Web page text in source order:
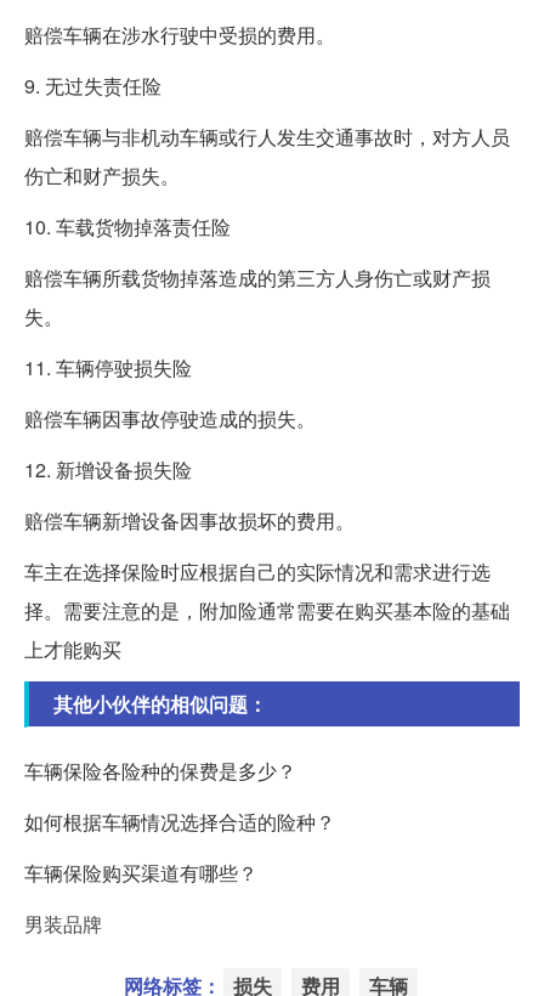
赔偿车辆在涉水行驶中受损的费用。
9. 无过失责任险
赔偿车辆与非机动车辆或行人发生交通事故时，对方人员
伤亡和财产损失。
10. 车载货物掉落责任险
赔偿车辆所载货物掉落造成的第三方人身伤亡或财产损
失。
11. 车辆停驶损失险
赔偿车辆因事故停驶造成的损失。
12. 新增设备损失险
赔偿车辆新增设备因事故损坏的费用。
车主在选择保险时应根据自己的实际情况和需求进行选
择。需要注意的是，附加险通常需要在购买基本险的基础
上才能购买
其他小伙伴的相似问题：
车辆保险各险种的保费是多少？
如何根据车辆情况选择合适的险种？
车辆保险购买渠道有哪些？
男装品牌
网络标签： 损失 费用 车辆